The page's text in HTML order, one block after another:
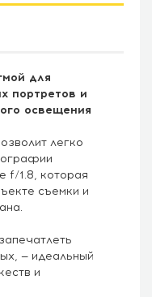
для
портретов и
освещения
легко
f/1.8, которая
съемки и
— идеальный
и